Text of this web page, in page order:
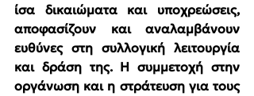
ίσα δικαιώματα και υποχρεώσεις,
αποφασίζουν και αναλαμβάνουν
ευθύνες στη συλλογική λειτουργία
και δράση της. Η συμμετοχή στην
οργάνωση και η στράτευση για τους